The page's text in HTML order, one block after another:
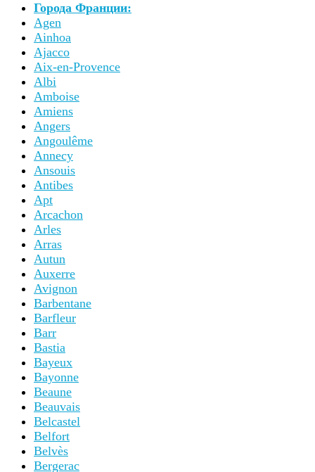
Города Франции:
Agen
Ainhoa
Ajacco
Aix-en-Provence
Albi
Amboise
Amiens
Angers
Angoulême
Annecy
Ansouis
Antibes
Apt
Arcachon
Arles
Arras
Autun
Auxerre
Avignon
Barbentane
Barfleur
Barr
Bastia
Bayeux
Bayonne
Beaune
Beauvais
Belcastel
Belfort
Belvès
Bergerac